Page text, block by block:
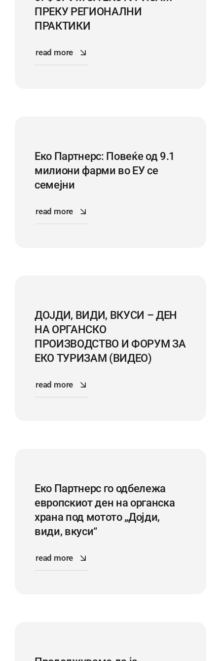
ПРЕКУ РЕГИОНАЛНИ
ПРАКТИКИ
read more
Еко Партнерс: Повеќе од 9.1
милиони фарми во ЕУ се
семејни
read more
ДОЈДИ, ВИДИ, ВКУСИ – ДЕН
НА ОРГАНСКО
ПРОИЗВОДСТВО И ФОРУМ ЗА
ЕКО ТУРИЗАМ (ВИДЕО)
read more
Еко Партнерс го одбележа
европскиот ден на органска
храна под мотото „Дојди,
види, вкуси“
read more